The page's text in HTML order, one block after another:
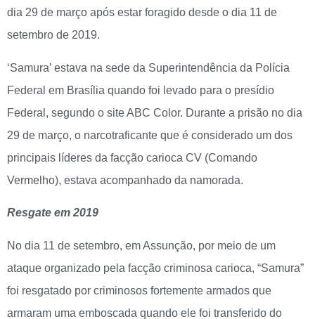
dia 29 de março após estar foragido desde o dia 11 de
setembro de 2019.
‘Samura’ estava na sede da Superintendência da Polícia
Federal em Brasília quando foi levado para o presídio
Federal, segundo o site ABC Color. Durante a prisão no dia
29 de março, o narcotraficante que é considerado um dos
principais líderes da facção carioca CV (Comando
Vermelho), estava acompanhado da namorada.
Resgate em 2019
No dia 11 de setembro, em Assunção, por meio de um
ataque organizado pela facção criminosa carioca, “Samura”
foi resgatado por criminosos fortemente armados que
armaram uma emboscada quando ele foi transferido do